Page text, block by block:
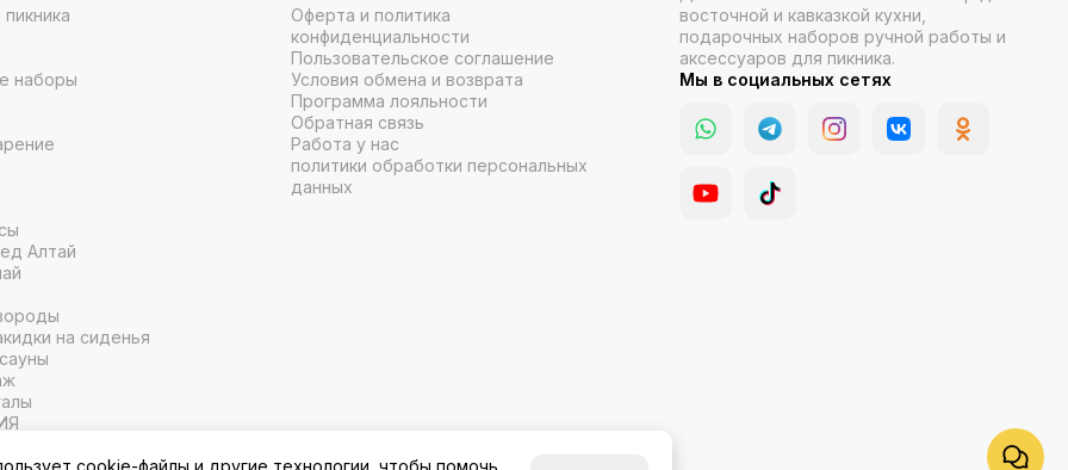
наборы
Алтай
на сиденья
Оферта и политика
конфиденциальности
Пользовательское соглашение
Условия обмена и возврата
Программа лояльности
Обратная связь
Работа у нас
политики обработки персональных
данных
восточной и кавказкой кухни,
подарочных наборов ручной работы и
аксессуаров для пикника.
Мы в социальных сетях
cookie-файлы и другие технологии, чтобы помочь